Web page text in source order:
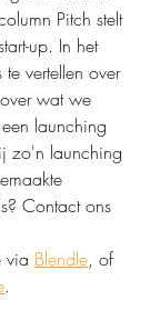
Pitch stelt
up. In het
vertellen over
wat we
launching
zo'n launching
Contact ons
via Blendle, of
.